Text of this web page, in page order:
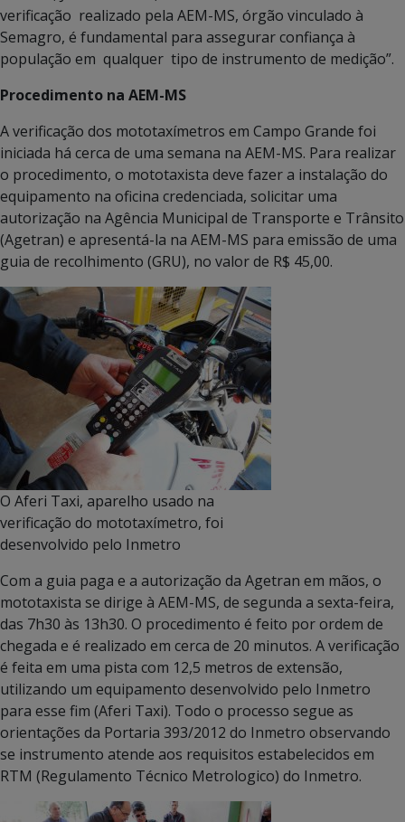
verificação realizado pela AEM-MS, órgão vinculado à
Semagro, é fundamental para assegurar confiança à
população em qualquer tipo de instrumento de medição”.
Procedimento na AEM-MS
A verificação dos mototaxímetros em Campo Grande foi
iniciada há cerca de uma semana na AEM-MS. Para realizar
o procedimento, o mototaxista deve fazer a instalação do
equipamento na oficina credenciada, solicitar uma
autorização na Agência Municipal de Transporte e Trânsito
(Agetran) e apresentá-la na AEM-MS para emissão de uma
guia de recolhimento (GRU), no valor de R$ 45,00.
O Aferi Taxi, aparelho usado na
verificação do mototaxímetro, foi
desenvolvido pelo Inmetro
Com a guia paga e a autorização da Agetran em mãos, o
mototaxista se dirige à AEM-MS, de segunda a sexta-feira,
das 7h30 às 13h30. O procedimento é feito por ordem de
chegada e é realizado em cerca de 20 minutos. A verificação
é feita em uma pista com 12,5 metros de extensão,
utilizando um equipamento desenvolvido pelo Inmetro
para esse fim (Aferi Taxi). Todo o processo segue as
orientações da Portaria 393/2012 do Inmetro observando
se instrumento atende aos requisitos estabelecidos em
RTM (Regulamento Técnico Metrologico) do Inmetro.